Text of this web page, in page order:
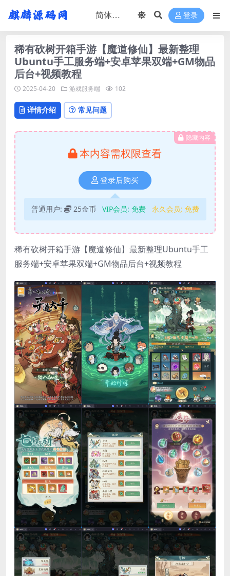
登录
稀有砍树开箱手游【魔道修仙】最新整理
Ubuntu手工服务端+安卓苹果双端+GM物品
后台+视频教程
2025-04-20 游戏服务端 102
详情介绍 常见问题
隐藏内容
本内容需权限查看
登录后购买
普通用户: 25金币 VIP会员: 免费 永久会员: 免费
稀有砍树开箱手游【魔道修仙】最新整理Ubuntu手工
服务端+安卓苹果双端+GM物品后台+视频教程